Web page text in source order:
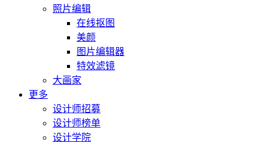
照片编辑
在线抠图
美颜
图片编辑器
特效滤镜
大画家
更多
设计师招募
设计师榜单
设计学院